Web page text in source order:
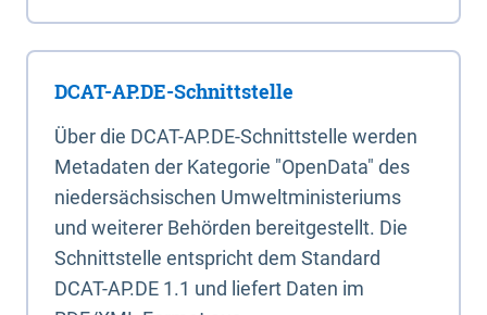
DCAT-AP.DE-Schnittstelle
Über die DCAT-AP.DE-Schnittstelle werden
Metadaten der Kategorie "OpenData" des
niedersächsischen Umweltministeriums
und weiterer Behörden bereitgestellt. Die
Schnittstelle entspricht dem Standard
DCAT-AP.DE 1.1 und liefert Daten im